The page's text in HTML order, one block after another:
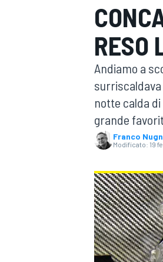
MOTOGP
WRC
RESO
Andiamo a
notte calda
grande
Franco
Modificato: 19